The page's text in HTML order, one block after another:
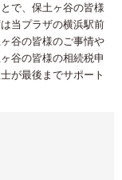
で、保土ヶ谷の皆様
当プラザの横浜駅前
谷の皆様のご事情や
谷の皆様の相続税申
が最後までサポート